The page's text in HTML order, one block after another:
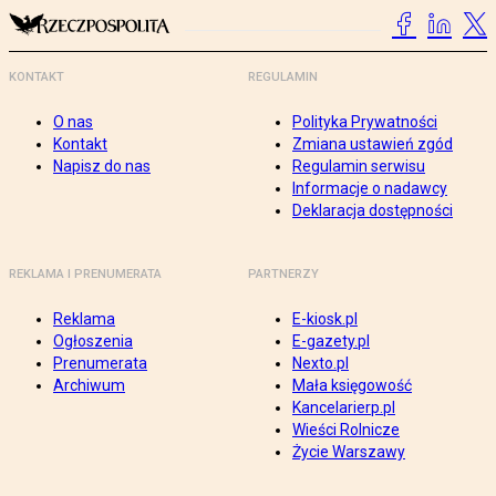
KONTAKT
O nas
Kontakt
Napisz do nas
REGULAMIN
Polityka Prywatności
Zmiana ustawień zgód
Regulamin serwisu
Informacje o nadawcy
Deklaracja dostępności
REKLAMA I PRENUMERATA
Reklama
Ogłoszenia
Prenumerata
Archiwum
PARTNERZY
E-kiosk.pl
E-gazety.pl
Nexto.pl
Mała księgowość
Kancelarierp.pl
Wieści Rolnicze
Życie Warszawy